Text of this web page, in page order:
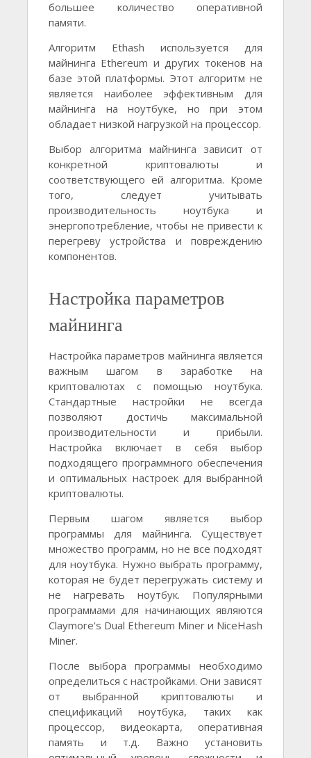
большее количество оперативной
памяти.
Алгоритм Ethash используется для
майнинга Ethereum и других токенов на
базе этой платформы. Этот алгоритм не
является наиболее эффективным для
майнинга на ноутбуке, но при этом
обладает низкой нагрузкой на процессор.
Выбор алгоритма майнинга зависит от
конкретной криптовалюты и
соответствующего ей алгоритма. Кроме
того, следует учитывать
производительность ноутбука и
энергопотребление, чтобы не привести к
перегреву устройства и повреждению
компонентов.
Настройка параметров
майнинга
Настройка параметров майнинга является
важным шагом в заработке на
криптовалютах с помощью ноутбука.
Стандартные настройки не всегда
позволяют достичь максимальной
производительности и прибыли.
Настройка включает в себя выбор
подходящего программного обеспечения
и оптимальных настроек для выбранной
криптовалюты.
Первым шагом является выбор
программы для майнинга. Существует
множество программ, но не все подходят
для ноутбука. Нужно выбрать программу,
которая не будет перегружать систему и
не нагревать ноутбук. Популярными
программами для начинающих являются
Claymore's Dual Ethereum Miner и NiceHash
Miner.
После выбора программы необходимо
определиться с настройками. Они зависят
от выбранной криптовалюты и
спецификаций ноутбука, таких как
процессор, видеокарта, оперативная
память и т.д. Важно установить